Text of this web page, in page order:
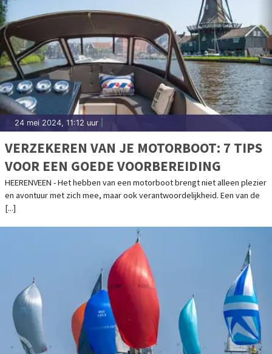
24 mei 2024, 11:12 uur
VERZEKEREN VAN JE MOTORBOOT: 7 TIPS
VOOR EEN GOEDE VOORBEREIDING
HEERENVEEN - Het hebben van een motorboot brengt niet alleen plezier
en avontuur met zich mee, maar ook verantwoordelijkheid. Een van de
[...]